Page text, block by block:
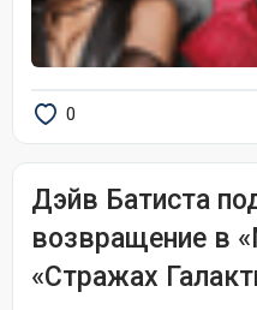
0
Дэйв Батиста
возвращение в
«Стражах